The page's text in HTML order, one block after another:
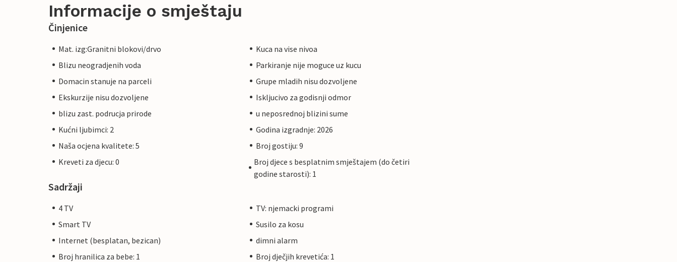
Informacije o smještaju
Činjenice
Mat. izg:Granitni blokovi/drvo
Kuca na vise nivoa
Blizu neogradjenih voda
Parkiranje nije moguce uz kucu
Domacin stanuje na parceli
Grupe mladih nisu dozvoljene
Ekskurzije nisu dozvoljene
Iskljucivo za godisnji odmor
blizu zast. podrucja prirode
u neposrednoj blizini sume
Kućni ljubimci: 2
Godina izgradnje: 2026
Naša ocjena kvalitete: 5
Broj gostiju: 9
Kreveti za djecu: 0
Broj djece s besplatnim smještajem (do četiri
godine starosti): 1
Sadržaji
4 TV
TV: njemacki programi
Smart TV
Susilo za kosu
Internet (besplatan, bezican)
dimni alarm
Broj hranilica za bebe: 1
Broj dječjih krevetića: 1